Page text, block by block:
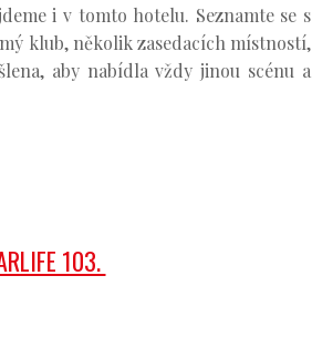
i v tomto hotelu. Seznamte se s
klub, několik zasedacích místností,
aby nabídla vždy jinou scénu a
103.